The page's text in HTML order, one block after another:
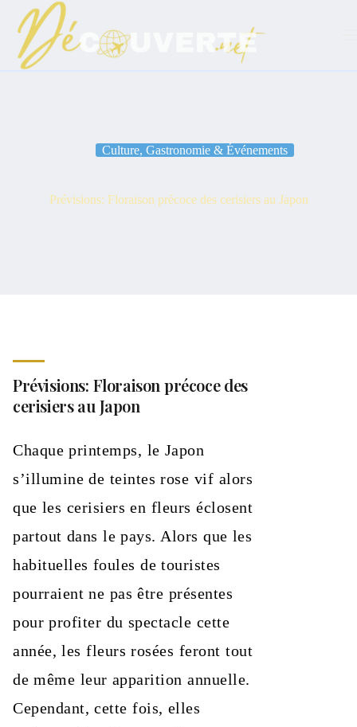
contenu
Culture, Gastronomie & Événements
Prévisions: Floraison précoce des cerisiers au Japon
Prévisions: Floraison précoce des
cerisiers au Japon
Chaque printemps, le Japon
s’illumine de teintes rose vif alors
que les cerisiers en fleurs éclosent
partout dans le pays. Alors que les
habituelles foules de touristes
pourraient ne pas être présentes
pour profiter du spectacle cette
année, les fleurs rosées feront tout
de même leur apparition annuelle.
Cependant, cette fois, elles